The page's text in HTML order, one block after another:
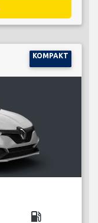
KOMPAKT
local_gas_station